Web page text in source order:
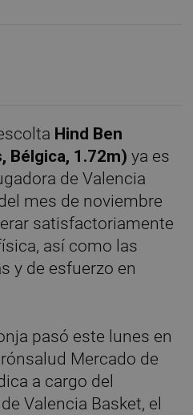
Hind Ben
Bélgica, 1.72m) ya es
de Valencia
mes de noviembre
satisfactoriamente
así como las
y de esfuerzo en
pasó este lunes en
Mercado de
a cargo del
Valencia Basket, el